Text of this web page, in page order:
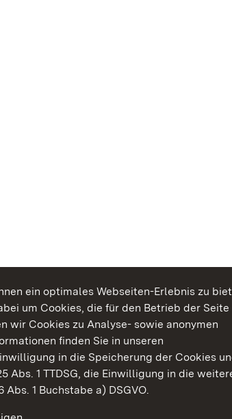
ein optimales Webseiten-Erlebnis zu
um Cookies, die für den Betrieb der Seite
wir Cookies zu Analyse- sowie anonymen
finden Sie in unseren
in die Speicherung der Cookies
Abs. 1 TTDSG, die Einwilligung in die
1 Buchstabe a) DSGVO.